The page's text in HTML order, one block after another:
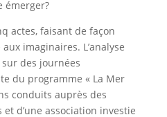
émerger?
actes, faisant de façon
imaginaires. L’analyse
des journées
du programme « La Mer
conduits auprès des
d’une association investie